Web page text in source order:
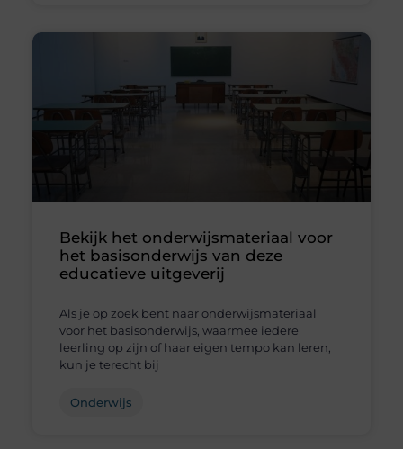
Bekijk het onderwijsmateriaal voor
het basisonderwijs van deze
educatieve uitgeverij
Als je op zoek bent naar onderwijsmateriaal
voor het basisonderwijs, waarmee iedere
leerling op zijn of haar eigen tempo kan leren,
kun je terecht bij
Onderwijs